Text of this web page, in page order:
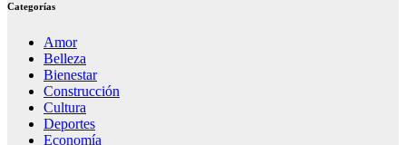
Categorías
Amor
Belleza
Bienestar
Construcción
Cultura
Deportes
Economía